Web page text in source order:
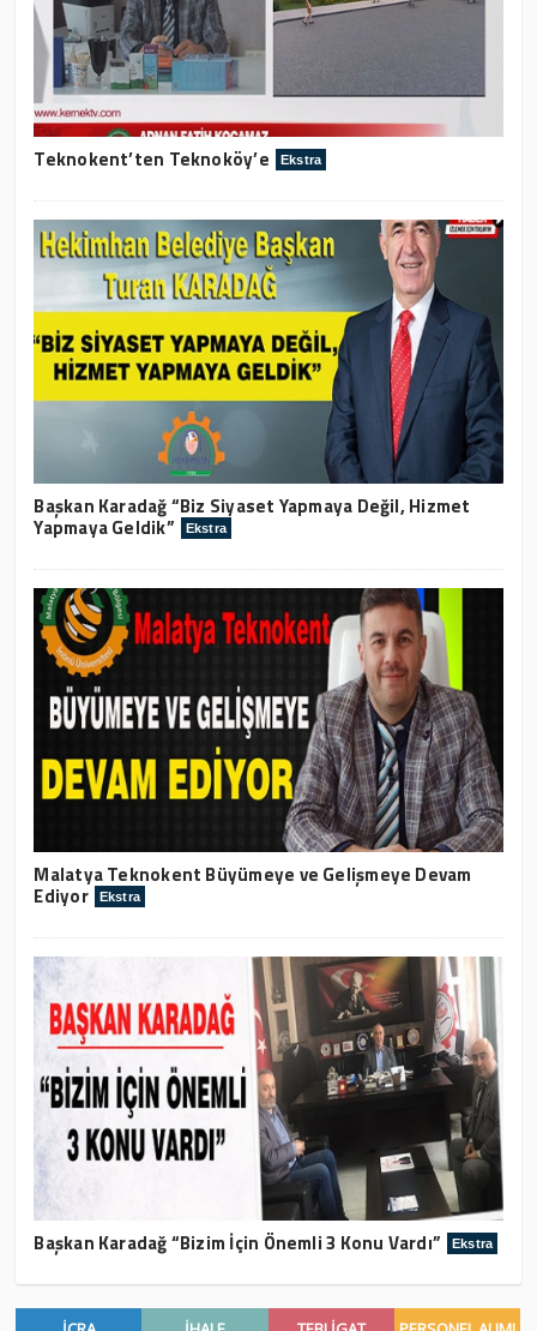
Teknokent’ten Teknoköy’e Ekstra
Başkan Karadağ “Biz Siyaset Yapmaya Değil, Hizmet
Yapmaya Geldik” Ekstra
Malatya Teknokent Büyümeye ve Gelişmeye Devam
Ediyor Ekstra
Başkan Karadağ “Bizim İçin Önemli 3 Konu Vardı” Ekstra